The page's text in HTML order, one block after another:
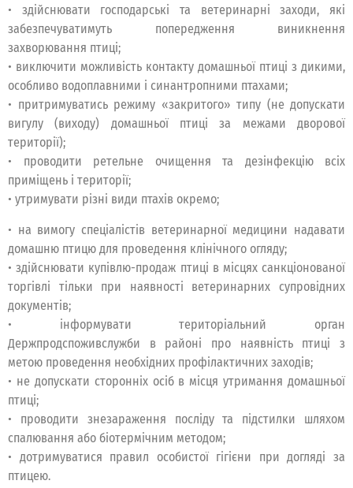
• здійснювати господарські та ветеринарні заходи, які
забезпечуватимуть попередження виникнення
захворювання птиці;
• виключити можливість контакту домашньої птиці з дикими,
особливо водоплавними і синантропними птахами;
• притримуватись режиму «закритого» типу (не допускати
вигулу (виходу) домашньої птиці за межами дворової
території);
• проводити ретельне очищення та дезінфекцію всіх
приміщень і території;
• утримувати різні види птахів окремо;
• на вимогу спеціалістів ветеринарної медицини надавати
домашню птицю для проведення клінічного огляду;
• здійснювати купівлю-продаж птиці в місцях санкціонованої
торгівлі тільки при наявності ветеринарних супровідних
документів;
• інформувати територіальний орган
Держпродспоживслужби в районі про наявність птиці з
метою проведення необхідних профілактичних заходів;
• не допускати сторонніх осіб в місця утримання домашньої
птиці;
• проводити знезараження посліду та підстилки шляхом
спалювання або біотермічним методом;
• дотримуватися правил особистої гігієни при догляді за
птицею.